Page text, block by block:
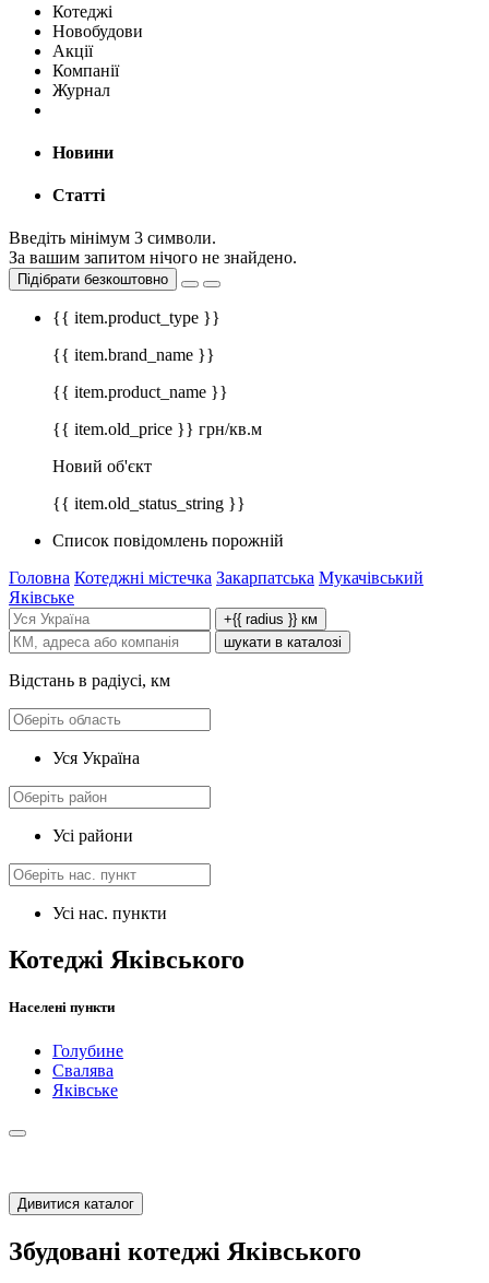
Котеджі
Новобудови
Акції
Компанії
Журнал
Новини
Статті
Введіть мінімум 3 символи.
За вашим запитом нічого не знайдено.
Підібрати безкоштовно
{{ item.product_type }}
{{ item.brand_name }}
{{ item.product_name }}
{{ item.old_price }} грн/кв.м
Новий об'єкт
{{ item.old_status_string }}
Список повідомлень порожній
Головна Котеджні містечка Закарпатська Мукачівський
Яківське
+{{ radius }} км
шукати в каталозі
Відстань в радіусі, км
Уся Україна
Усі райони
Усі нас. пункти
Котеджі Яківського
Населені пункти
Голубине
Свалява
Яківське
Дивитися каталог
Збудовані котеджі Яківського